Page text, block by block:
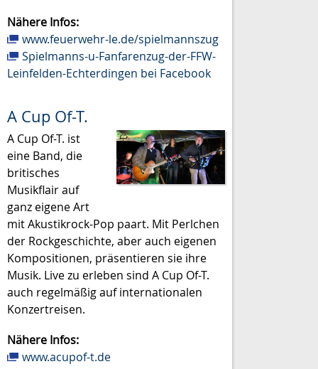
Nähere Infos:
www.feuerwehr-le.de/spielmannszug
Spielmanns-u-Fanfarenzug-der-FFW-
Leinfelden-Echterdingen bei Facebook
A Cup Of-T.
A Cup Of-T. ist
eine Band, die
britisches
Musikflair auf
ganz eigene Art
mit Akustikrock-Pop paart. Mit Perlchen
der Rockgeschichte, aber auch eigenen
Kompositionen, präsentieren sie ihre
Musik. Live zu erleben sind A Cup Of-T.
auch regelmäßig auf internationalen
Konzertreisen.
Nähere Infos:
www.acupof-t.de